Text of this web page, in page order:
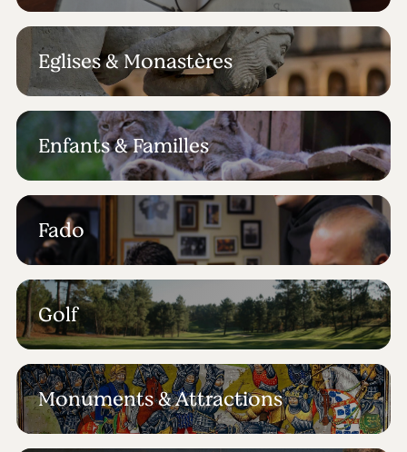
Eglises & Monastères
Enfants & Familles
Fado
Golf
Monuments & Attractions